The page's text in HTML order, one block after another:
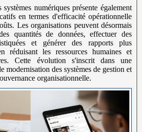
numériques présente également
en termes d'efficacité opérationnelle
Les organisations peuvent désormais
quantités de données, effectuer des
et générer des rapports plus
réduisant les ressources humaines et
Cette évolution s'inscrit dans une
modernisation des systèmes de gestion et
organisationnelle.